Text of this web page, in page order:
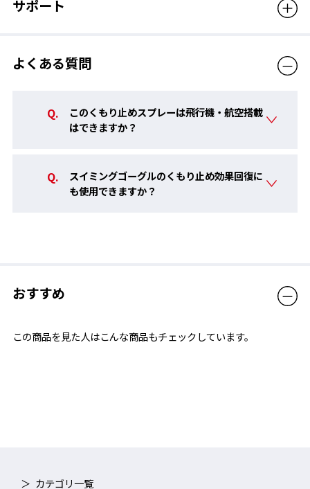
サポート
よくある質問
このくもり止めスプレーは飛行機・航空搭載
はできますか？
スイミングゴーグルのくもり止め効果回復に
も使用できますか？
おすすめ
この商品を見た人はこんな商品もチェックしています。
カテゴリ一覧